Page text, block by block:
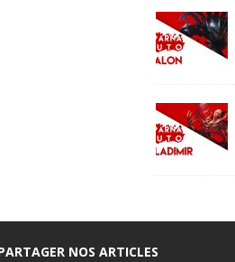
NOS ARTICLES